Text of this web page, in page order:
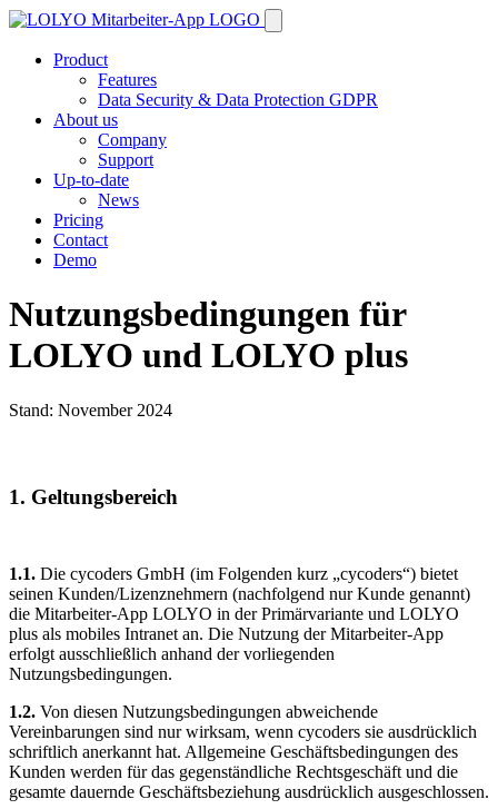
Product
Features
Data Security & Data Protection GDPR
About us
Company
Support
Up-to-date
News
Pricing
Contact
Demo
Nutzungsbedingungen für
LOLYO und LOLYO plus
Stand: November 2024
1. Geltungsbereich
1.1. Die cycoders GmbH (im Folgenden kurz „cycoders“) bietet
seinen Kunden/Lizenznehmern (nachfolgend nur Kunde genannt)
die Mitarbeiter-App LOLYO in der Primärvariante und LOLYO
plus als mobiles Intranet an. Die Nutzung der Mitarbeiter-App
erfolgt ausschließlich anhand der vorliegenden
Nutzungsbedingungen.
1.2. Von diesen Nutzungsbedingungen abweichende
Vereinbarungen sind nur wirksam, wenn cycoders sie ausdrücklich
schriftlich anerkannt hat. Allgemeine Geschäftsbedingungen des
Kunden werden für das gegenständliche Rechtsgeschäft und die
gesamte dauernde Geschäftsbeziehung ausdrücklich ausgeschlossen.